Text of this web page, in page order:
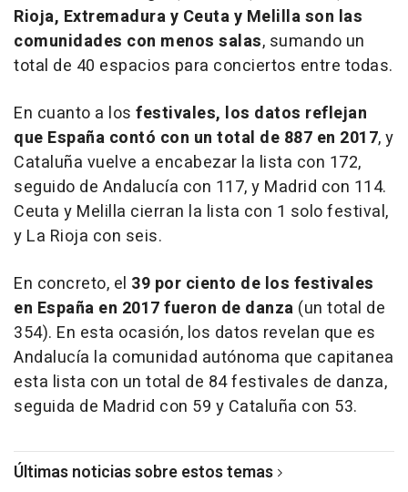
Rioja, Extremadura y Ceuta y Melilla son las
comunidades con menos salas, sumando un
total de 40 espacios para conciertos entre todas.
En cuanto a los festivales, los datos reflejan
que España contó con un total de 887 en 2017, y
Cataluña vuelve a encabezar la lista con 172,
seguido de Andalucía con 117, y Madrid con 114.
Ceuta y Melilla cierran la lista con 1 solo festival,
y La Rioja con seis.
En concreto, el 39 por ciento de los festivales
en España en 2017 fueron de danza (un total de
354). En esta ocasión, los datos revelan que es
Andalucía la comunidad autónoma que capitanea
esta lista con un total de 84 festivales de danza,
seguida de Madrid con 59 y Cataluña con 53.
Últimas noticias sobre estos temas